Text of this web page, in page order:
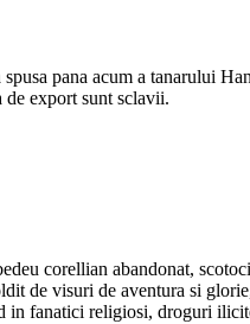
spusa pana acum a tanarului
de export sunt sclavii.
corellian abandonat,
de visuri de aventura si
in fanatici religiosi, droguri